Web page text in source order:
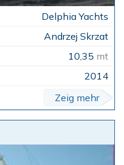
Delphia Yachts
Andrzej Skrzat
10,35 mt
2014
Zeig mehr